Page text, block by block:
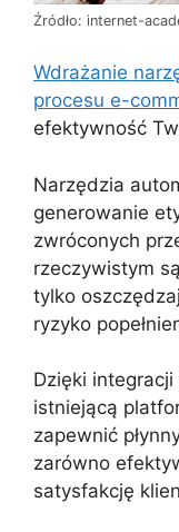
Źródło: internet-
Wdrażanie
procesu e-
efektywność
Narzędzia
generowanie
zwróconych
rzeczywistym
tylko
ryzyko
Dzięki
istniejącą
zapewnić
zarówno
satysfakcję